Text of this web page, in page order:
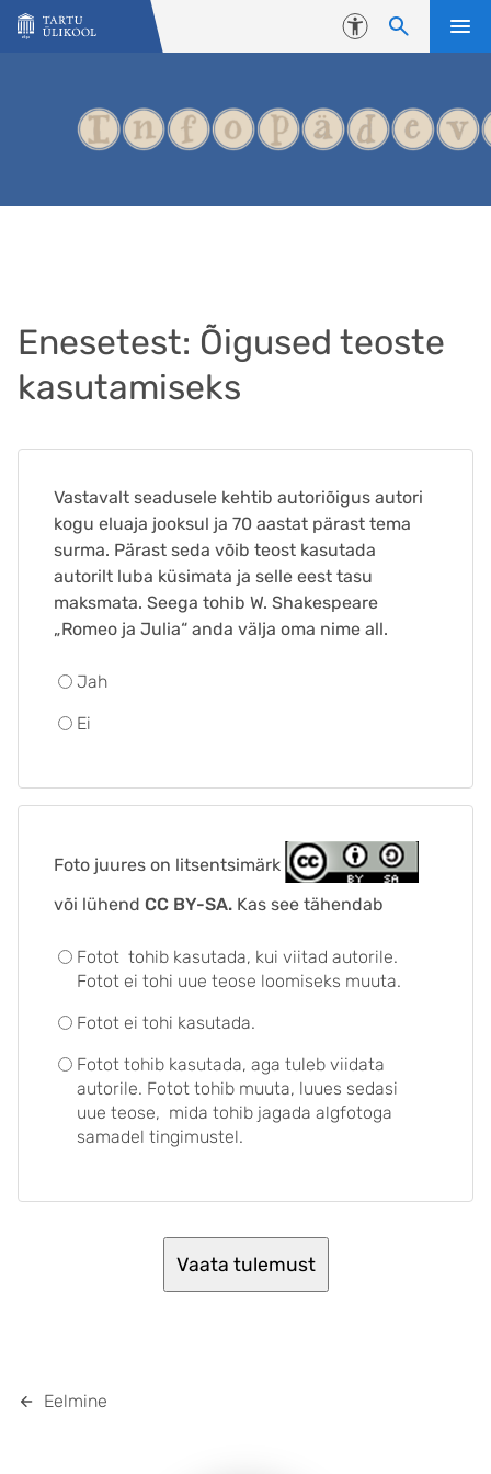
Liigu edasi põhisisu juurde
Juurdepääsetavus
Enesetest: Õigused teoste
kasutamiseks
Vastavalt seadusele kehtib autoriõigus autori
kogu eluaja jooksul ja 70 aastat pärast tema
surma. Pärast seda võib teost kasutada
autorilt luba küsimata ja selle eest tasu
maksmata. Seega tohib W. Shakespeare
„Romeo ja Julia“ anda välja oma nime all.
Jah
Ei
Foto juures on litsentsimärk
või lühend CC BY-SA. Kas see tähendab
Fotot tohib kasutada, kui viitad autorile.
Fotot ei tohi uue teose loomiseks muuta.
Fotot ei tohi kasutada.
Fotot tohib kasutada, aga tuleb viidata
autorile. Fotot tohib muuta, luues sedasi
uue teose, mida tohib jagada algfotoga
samadel tingimustel.
Eelmine